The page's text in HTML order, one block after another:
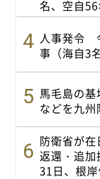
名、空自56
人事発令
事（海自3名
馬毛島の
などを九州
防衛省が
返還・追加
31日、根岸